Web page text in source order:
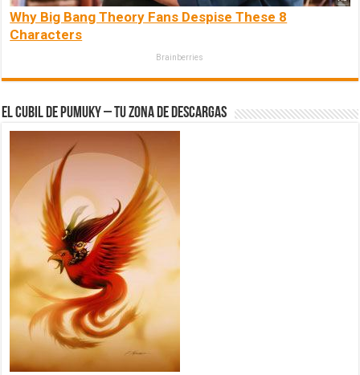
Why Big Bang Theory Fans Despise These 8
Characters
Brainberries
El Cubil de Pumuky – Tu zona de Descargas